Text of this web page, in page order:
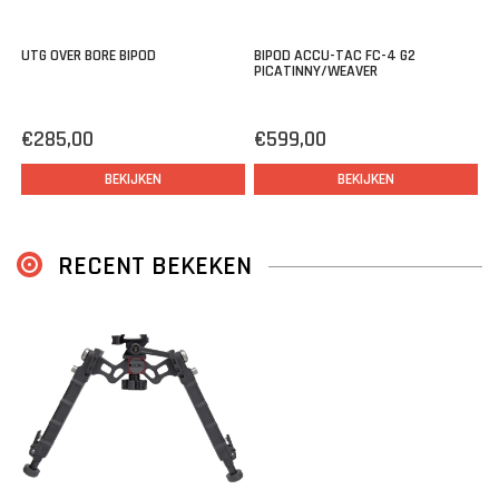
De kop van de AG-7 is ook goed verstelbaar naar elke eis van de
Hierdoor kan ook op oneven grond de buks waterpas worden
getrokken!
Picatinny/weaver QD-Montage
Klaar met schieten? Gooi de QD-hevel de andere kant op en
ontkoppel de tweepoot voor opslag.
UTG OVER BORE BIPOD
€285,00
BEKIJKEN
BIPOD ACCU-TAC FC-4 G2
PICATINNY/WEAVER
€599,00
BEKIJKEN
RECENT BEKEKEN